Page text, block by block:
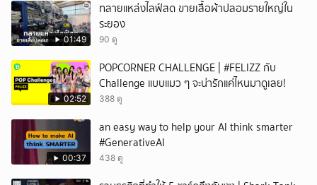
01:49
ทลายแหล่งไลฟ์สด ขายเสื้อผ้าปลอมรายใหญ่ใน
ระยอง
90 ดู
02:52
POPCORNER CHALLENGE | #FELIZZ กับ
Challenge แบบแมว ๆ จะน่ารักแค่ไหนมาดูเลย!
388 ดู
00:37
an easy way to help your AI think smarter
#GenerativeAI
438 ดู